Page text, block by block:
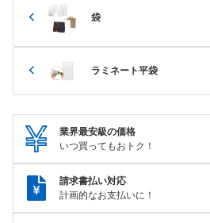
袋
ラミネート平袋
業界最安級の価格
いつ買ってもおトク！
請求書払い対応
計画的なお支払いに！